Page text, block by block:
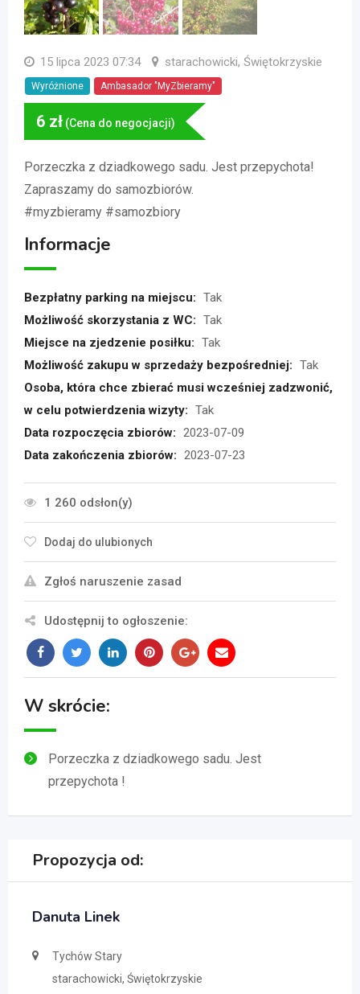
15 lipca 2023 07:34 starachowicki, Świętokrzyskie
Wyróżnione Ambasador "MyZbieramy"
6 zł (Cena do negocjacji)
Porzeczka z dziadkowego sadu. Jest przepychota!
Zapraszamy do samozbiorów.
#myzbieramy #samozbiory
Informacje
Bezpłatny parking na miejscu: Tak
Możliwość skorzystania z WC: Tak
Miejsce na zjedzenie posiłku: Tak
Możliwość zakupu w sprzedaży bezpośredniej: Tak
Osoba, która chce zbierać musi wcześniej zadzwonić,
w celu potwierdzenia wizyty: Tak
Data rozpoczęcia zbiorów: 2023-07-09
Data zakończenia zbiorów: 2023-07-23
1 260 odsłon(y)
Dodaj do ulubionych
Zgłoś naruszenie zasad
Udostępnij to ogłoszenie:
W skrócie:
Porzeczka z dziadkowego sadu. Jest
przepychota !
Propozycja od:
Danuta Linek
Tychów Stary
starachowicki, Świętokrzyskie